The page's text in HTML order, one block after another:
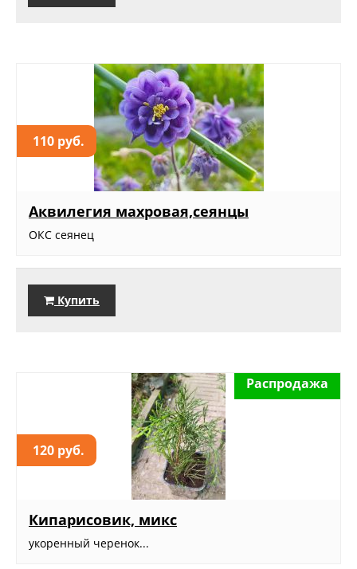
110 руб.
Аквилегия махровая,сеянцы
ОКС сеянец
Купить
120 руб.
Распродажа
Кипарисовик, микс
укоренный черенок...